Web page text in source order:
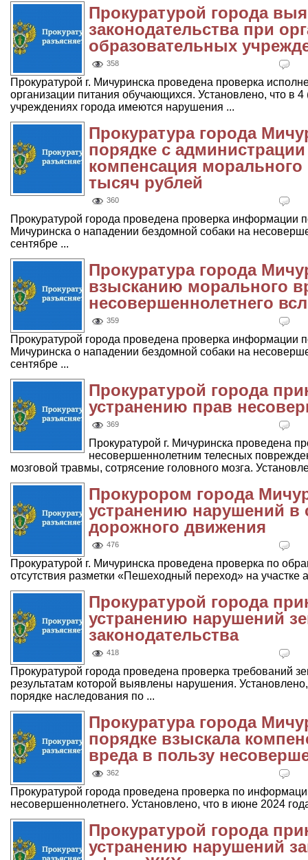
Прокуратурой города
законодательства при
образовательных
358
Прокуратурой г. Мичуринска проведена проверка
организации питания обучающихся. Установлено, что в
учреждениях города имеются нарушения ...
Прокуратура города
порядке с
компенсация морального
тысяч рублей
360
Прокуратурой города проведена проверка информации
Мичуринска о нападении бездомной собаки на
сентябре ...
Прокуратура города
взысканию морального
несовершеннолетнего
359
Прокуратурой города проведена проверка информации
Мичуринска о нападении бездомной собаки на
сентябре ...
Прокуратурой города
устранению прав
369
Прокуратурой г. Мичуринска проведена
несовершеннолетним телесных
мозговой травмы, сотрясение головного мозга.
Прокурором города
устранению нарушений в
дорожного движения
476
Прокуратурой г. Мичуринска проведена проверка по
отсутствия разметки «Пешеходный переход» на участке
Прокуратурой города
устранению нарушений
законодательства
418
Прокуратурой города проведена проверка требований
результатам которой выявлены нарушения.
порядке наследования по ...
Прокуратура города
порядке взыскала
вреда в пользу
362
Прокуратурой города проведена проверка по
несовершеннолетнего. Установлено, что в июне 2024
Прокуратурой города
устранению нарушений